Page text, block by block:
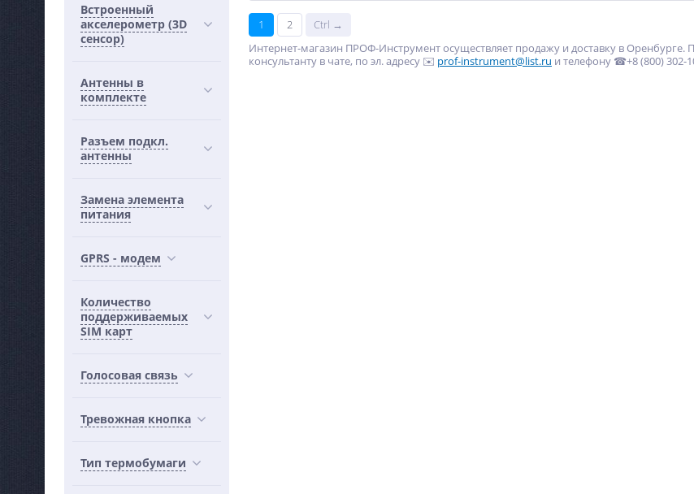
Встроенный
акселерометр (3D
сенсор)
Антенны в
комплекте
Разъем подкл.
антенны
Замена элемента
питания
GPRS - модем
Количество
поддерживаемых
SIM карт
Голосовая связь
Тревожная кнопка
Тип термобумаги
1 2
Ctrl →
Интернет-магазин ПРОФ-Инструмент осуществляет продажу и доставку в
консультанту в чате, по эл. адресу ✉️ prof-instrument@list.ru и телефону ☎+8 (800) 302-